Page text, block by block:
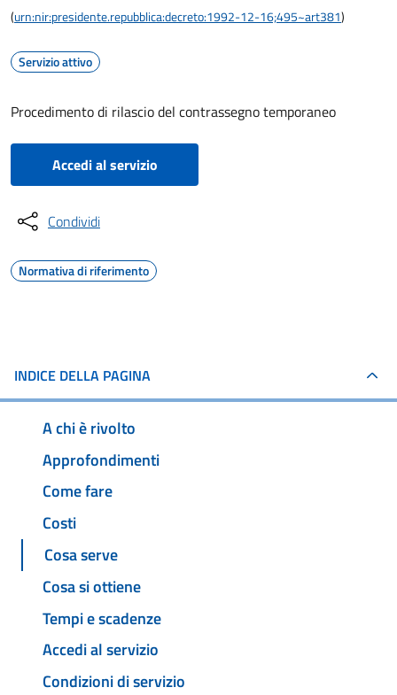
(urn:nir:presidente.repubblica:decreto:1992-12-16;495~art381)
Servizio attivo
Procedimento di rilascio del contrassegno temporaneo
Accedi al servizio
Condividi
Normativa di riferimento
INDICE DELLA PAGINA
A chi è rivolto
Approfondimenti
Come fare
Costi
Cosa serve
Cosa si ottiene
Tempi e scadenze
Accedi al servizio
Condizioni di servizio